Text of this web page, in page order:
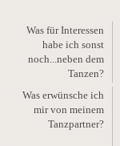
Was für Interessen
habe ich sonst
noch...neben dem
Tanzen?
Was erwünsche ich
mir von meinem
Tanzpartner?